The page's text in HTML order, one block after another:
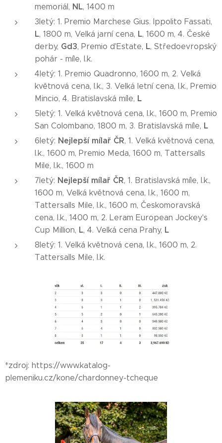
memoriál, NL, 1400 m
3letý: 1. Premio Marchese Gius. Ippolito Fassati,
L, 1800 m, Velká jarní cena, L, 1600 m, 4. České
derby, Gd3, Premio d'Estate, L, Středoevropský
pohár - míle, I.k.
4letý: 1. Premio Quadronno, 1600 m, 2. Velká
květnová cena, I.k., 3. Velká letní cena, I.k., Premio
Mincio, 4. Bratislavská míle, L
5letý: 1. Velká květnová cena, I.k., 1600 m, Premio
San Colombano, 1800 m, 3. Bratislavská míle, L
6letý: Nejlepší mílař ČR, 1. Velká květnová cena,
I.k., 1600 m, Premio Meda, 1600 m, Tattersalls
Mile, I.k., 1600 m
7letý: Nejlepší mílař ČR, 1. Bratislavská míle, I.k.,
1600 m, Velká květnová cena, I.k., 1600 m,
Tattersalls Mile, I.k., 1600 m, Českomoravská
cena, I.k., 1400 m, 2. Leram European Jockey's
Cup Million, L, 4. Velká cena Prahy, L
8letý: 1. Velká květnová cena, I.k., 1600 m, 2.
Tattersalls Mile, I.k.
*zdroj: https://www.katalog-
plemeniku.cz/kone/chardonney-tcheque